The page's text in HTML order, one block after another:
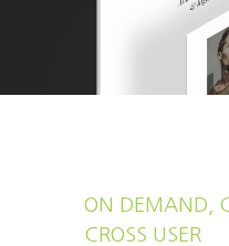
ON DEMAND,
CROSS USER